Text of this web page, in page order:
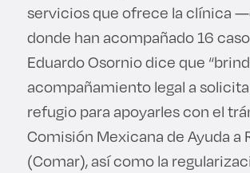
servicios que ofrece la clínica
donde han acompañado 16
Eduardo Osornio dice que
acompañamiento legal a
refugio para apoyarles con el
Comisión Mexicana de Ayuda a
(Comar), así como la